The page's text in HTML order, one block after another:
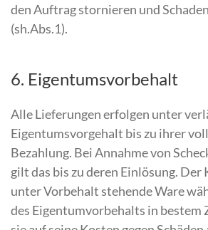
den Auftrag stornieren und
(sh.Abs.1).
6. Eigentumsvorbehalt
Alle Lieferungen erfolgen unter
Eigentumsvorgehalt bis zu ihrer
Bezahlung. Bei Annahme von
gilt das bis zu deren Einlösung. Der
unter Vorbehalt stehende Ware
des Eigentumvorbehalts in bestem